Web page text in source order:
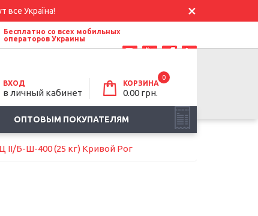
все Україна!
Бесплатно со всех мобильных
операторов Украины
ВХОД
в личный кабинет
КОРЗИНА
0
0.00 грн.
ОПТОВЫМ ПОКУПАТЕЛЯМ
II/Б-Ш-400 (25 кг) Кривой Рог